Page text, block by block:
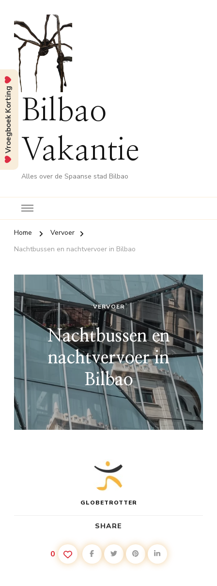
Bilbao
Vakantie
Alles over de Spaanse stad Bilbao
Home
Vervoer
Nachtbussen en nachtvervoer in Bilbao
VERVOER
Nachtbussen en
nachtvervoer in
Bilbao
GLOBETROTTER
SHARE
0
Vroegboek Korting